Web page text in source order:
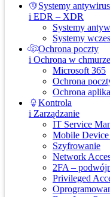
Systemy
i EDR – XDR
Systemy
Systemy
Ochrona poczty
i Ochrona w chmurze
Microsoft 365
Ochrona
Ochrona
Kontrola
i Zarządzanie
IT Service
Mobile Device
Szyfrowanie
Network
2FA –
Privileged